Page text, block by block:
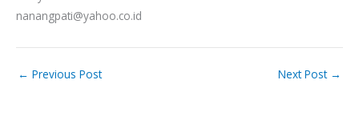
nanangpati@yahoo.co.id
← Previous Post Next Post →